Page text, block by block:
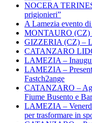
NOCERA
prigionieri”
A Lamezia evento
MONTAURO (CZ)
GIZZERIA (CZ) –
CATANZARO
LAMEZIA –
LAMEZIA –
Fastch2ange
CATANZARO –
Fiume Busento e
LAMEZIA –
per trasformare in